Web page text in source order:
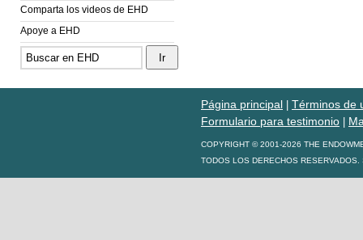
Comparta los videos de EHD
Apoye a EHD
Página principal
Términos de
Formulario para testimonio
COPYRIGHT © 2001-2026 THE
TODOS LOS DERECHOS